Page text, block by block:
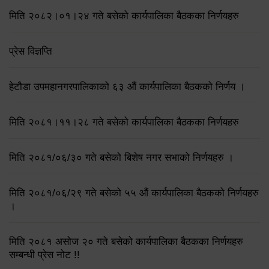
मिति २०८२।०१।२४ गते बसेको कार्यपालिका बैठकका निर्णयहरु
प्रेस विज्ञप्ति
हेटौडा उपमहानगरपालिकाको ६३ औं कार्यपालिका बैठकको निर्णय ।
मिति २०८१।११।२८ गते बसेको कार्यपालिका बैठकका निर्णयहरु
मिति २०८१/०६/३० गते बसेको बिशेष नगर सभाको निर्णयहरु ।
मिति २०८१/०६/२९ गते बसेको ५५ औं कार्यपालिका बैठकको निर्णयहरु
।
मिति २०८१ असोज २० गते बसेको कार्यपालिका बैठकका निर्णयहरु
सम्बन्धी प्रेस नोट !!